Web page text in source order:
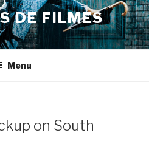
DE FILMES
Menu
on South